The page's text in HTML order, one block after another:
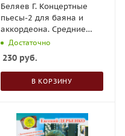
Беляев Г. Концертные
пьесы-2 для баяна и
аккордеона. Средние
классы
Достаточно
230 руб.
В КОРЗИНУ